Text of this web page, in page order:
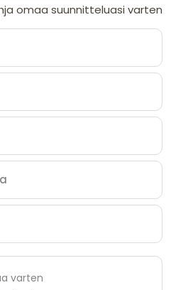
omaa suunnitteluasi varten
varten